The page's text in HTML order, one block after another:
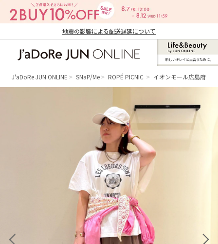
地震の影響による配送遅延について
ン オンライン）
新しいキレイと出合うために。
J'aDoRe JUN ONLINE SNaP/Me ROPÉ PICNIC イオンモール広島府中